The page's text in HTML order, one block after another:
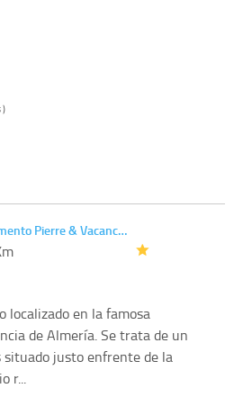
)
Pierre & Vacanc…
localizado en la famosa
de Almería. Se trata de un
justo enfrente de la
r...